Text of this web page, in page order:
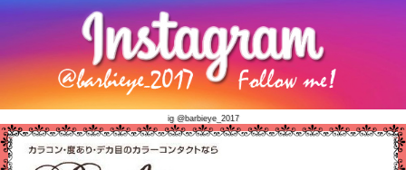
ig @barbieye_2017